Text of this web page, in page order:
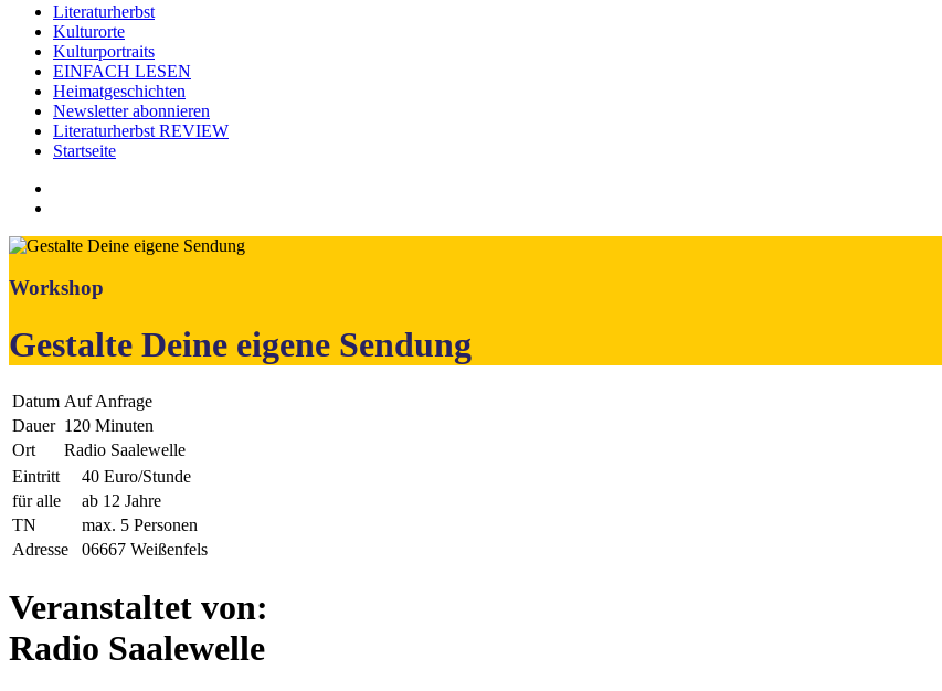
Literaturherbst
Kulturorte
Kulturportraits
EINFACH LESEN
Heimatgeschichten
Newsletter abonnieren
Literaturherbst REVIEW
Startseite
Workshop
Gestalte Deine eigene Sendung
Datum Auf Anfrage
Dauer 120 Minuten
Ort
Radio Saalewelle
Eintritt
40 Euro/Stunde
für alle
ab 12 Jahre
TN
max. 5 Personen
Adresse
06667 Weißenfels
Veranstaltet von:
Radio Saalewelle